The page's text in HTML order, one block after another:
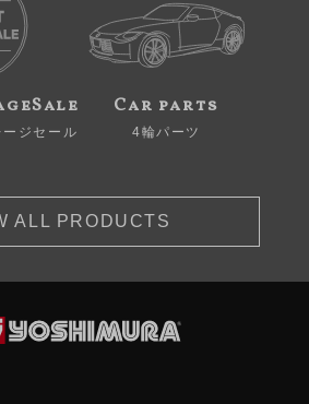
ージセール
Car parts
4輪パーツ
ALL PRODUCTS